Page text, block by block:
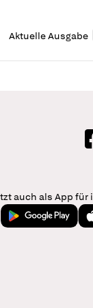
Aktuelle Ausgabe
login
auch als App für
Jetzt bei Google